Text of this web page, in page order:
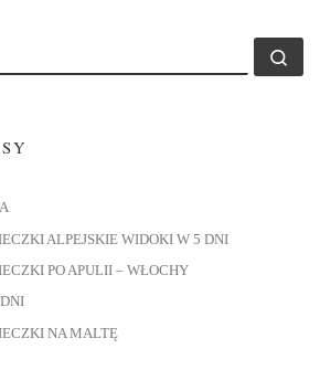
ALPEJSKIE WIDOKI W 5 DNI
PO APULII – WŁOCHY
NA MALTĘ